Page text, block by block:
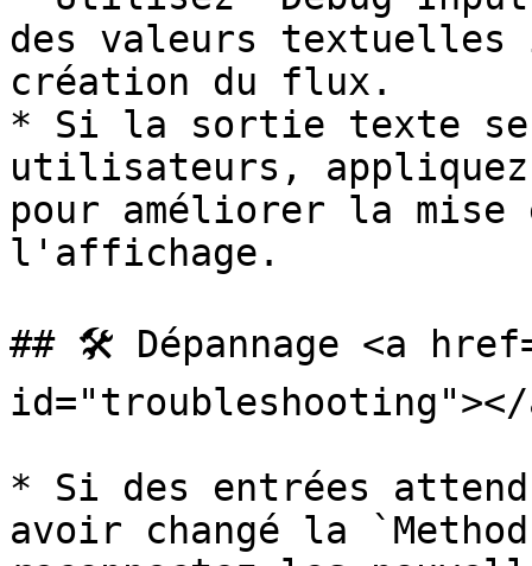
des valeurs textuelles
création du flux.
* Si la sortie texte
utilisateurs,
pour améliorer la
l'affichage.
## 🛠️ Dépannage <a
id="troubleshooting"></
* Si des entrées
avoir changé la